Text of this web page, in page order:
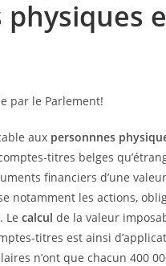
aux personnnes
titres belges
financiers d’une
notamment les actions,
Le calcul de la valeur
titres est ainsi
n’ont que chacun 400